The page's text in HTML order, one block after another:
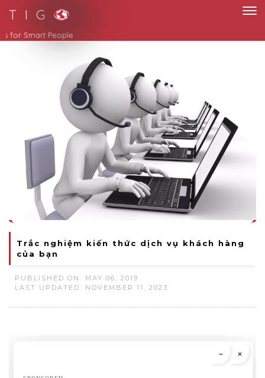
T I G
Smart Solutions for Smart People
Trắc nghiệm kiến thức dịch vụ khách hàng
của bạn
PUBLISHED ON: MAY 06, 2019
LAST UPDATED: NOVEMBER 11, 2023